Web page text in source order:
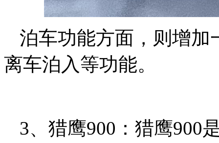
泊车功能方面，则增加
离车泊入等功能。
3、猎鹰900：猎鹰900